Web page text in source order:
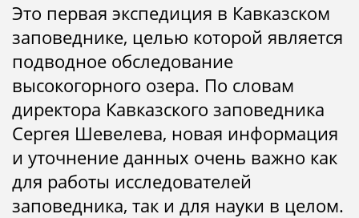
Это первая экспедиция в Кавказском
заповеднике, целью которой является
подводное обследование
высокогорного озера. По словам
директора Кавказского заповедника
Сергея Шевелева, новая информация
и уточнение данных очень важно как
для работы исследователей
заповедника, так и для науки в целом.